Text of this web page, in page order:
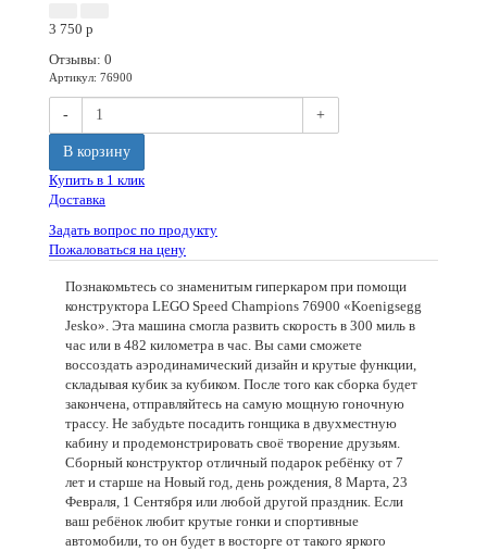
3 750 p
Отзывы: 0
Артикул: 76900
- +
В корзину
Купить в 1 клик
Доставка
Задать вопрос по продукту
Пожаловаться на цену
Познакомьтесь со знаменитым гиперкаром при помощи
конструктора LEGO Speed Champions 76900 «Koenigsegg
Jesko». Эта машина смогла развить скорость в 300 миль в
час или в 482 километра в час. Вы сами сможете
воссоздать аэродинамический дизайн и крутые функции,
складывая кубик за кубиком. После того как сборка будет
закончена, отправляйтесь на самую мощную гоночную
трассу. Не забудьте посадить гонщика в двухместную
кабину и продемонстрировать своё творение друзьям.
Сборный конструктор отличный подарок ребёнку от 7
лет и старше на Новый год, день рождения, 8 Марта, 23
Февраля, 1 Сентября или любой другой праздник. Если
ваш ребёнок любит крутые гонки и спортивные
автомобили, то он будет в восторге от такого яркого